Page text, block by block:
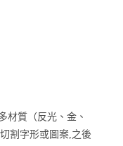
材質（反光、金、
割字形或圖案,之後